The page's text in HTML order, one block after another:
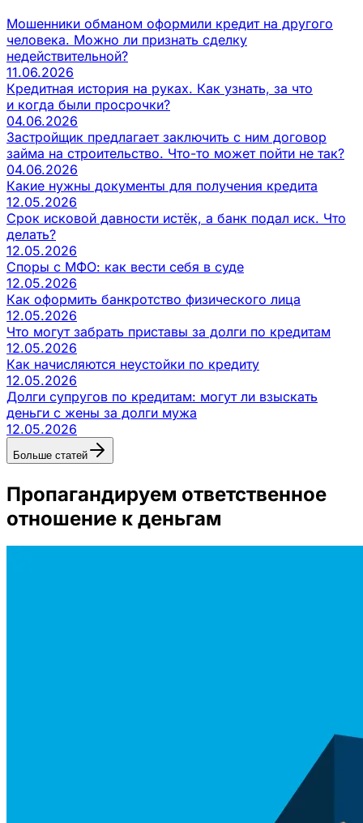
Мошенники обманом оформили кредит на другого
человека. Можно ли признать сделку
недействительной?
11.06.2026
Кредитная история на руках. Как узнать, за что
и когда были просрочки?
04.06.2026
Застройщик предлагает заключить с ним договор
займа на строительство. Что-то может пойти не так?
04.06.2026
Какие нужны документы для получения кредита
12.05.2026
Срок исковой давности истёк, а банк подал иск. Что
делать?
12.05.2026
Споры с МФО: как вести себя в суде
12.05.2026
Как оформить банкротство физического лица
12.05.2026
Что могут забрать приставы за долги по кредитам
12.05.2026
Как начисляются неустойки по кредиту
12.05.2026
Долги супругов по кредитам: могут ли взыскать
деньги с жены за долги мужа
12.05.2026
Больше статей
Пропагандируем ответственное
отношение к деньгам